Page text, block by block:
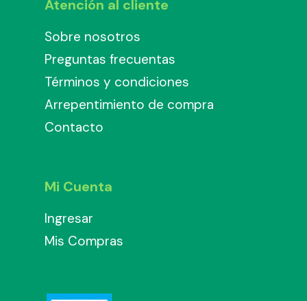
Atención al cliente
Sobre nosotros
Preguntas frecuentas
Términos y condiciones
Arrepentimiento de compra
Contacto
Mi Cuenta
Ingresar
Mis Compras